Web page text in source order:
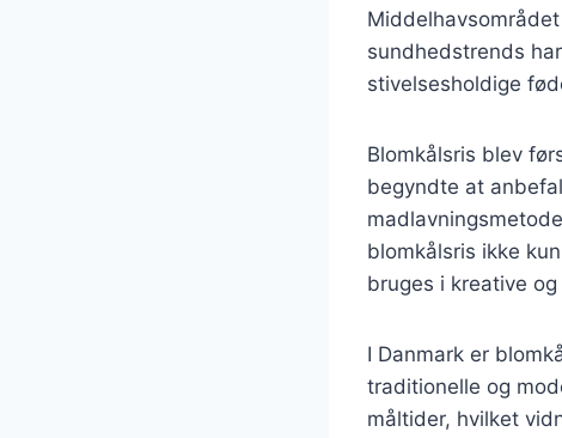
sundhedstrends
stivelsesholdige
Blomkålsris blev
begyndte at
blomkålsris ikke
bruges i kreative
I Danmark er
traditionelle og
måltider, hvilket